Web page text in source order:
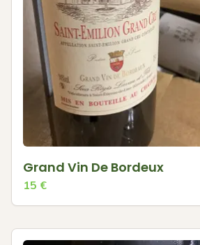
Grand Vin De Bordeux
15 €